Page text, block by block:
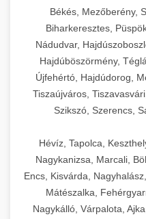
Békés, Mezőberény,
Biharkeresztes,
Nádudvar,
Hajdúböszörmény,
Újfehértó, Hajdúdorog,
Tiszaújváros,
Szikszó, Szerencs,
Hévíz, Tapolca,
Nagykanizsa, Marcali,
Encs, Kisvárda,
Mátészalka,
Nagykálló, Várpalota,